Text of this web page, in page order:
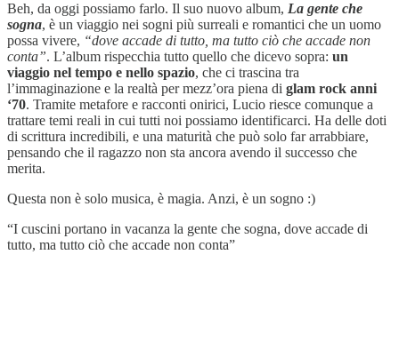
Beh, da oggi possiamo farlo. Il suo nuovo album, La gente che
sogna, è un viaggio nei sogni più surreali e romantici che un uomo
possa vivere, “dove accade di tutto, ma tutto ciò che accade non
conta”. L’album rispecchia tutto quello che dicevo sopra: un
viaggio nel tempo e nello spazio, che ci trascina tra
l’immaginazione e la realtà per mezz’ora piena di glam rock anni
‘70. Tramite metafore e racconti onirici, Lucio riesce comunque a
trattare temi reali in cui tutti noi possiamo identificarci. Ha delle doti
di scrittura incredibili, e una maturità che può solo far arrabbiare,
pensando che il ragazzo non sta ancora avendo il successo che
merita.
Questa non è solo musica, è magia. Anzi, è un sogno :)
“I cuscini portano in vacanza la gente che sogna, dove accade di
tutto, ma tutto ciò che accade non conta”